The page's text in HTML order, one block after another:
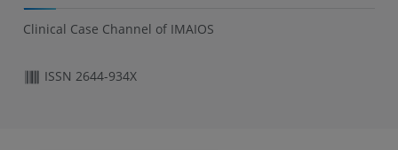
Clinical Case Channel of IMAIOS
ISSN 2644-934X